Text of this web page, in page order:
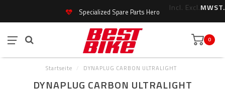
Incl. Excl.MWST.
Specialized Spare Parts Hero
0
Startseite / DYNAPLUG CARBON ULTRALIGHT
DYNAPLUG CARBON ULTRALIGHT